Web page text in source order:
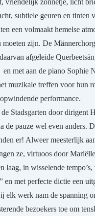
subtiele geuren en tinten
een volmaakt hemelse
zijn. De
afgeleide
en met aan de piano Sophie
muzikale treffen voor hun
performance.
Stadsgarten door dirigent
de pauze wel even anders.
er! Alweer meesterlijk
ze, virtuoos door
laag, in wisselende
en met perfecte dictie een
elk werk nam de spanning
bezoekers toe om